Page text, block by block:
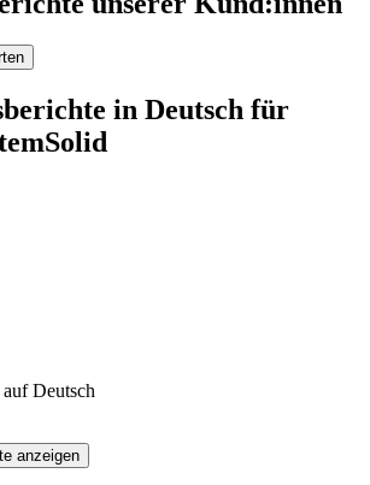
in Deutsch für
Deutsch
anzeigen